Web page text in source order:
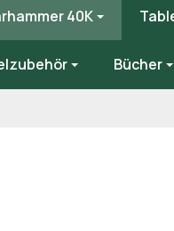
40K
Bücher